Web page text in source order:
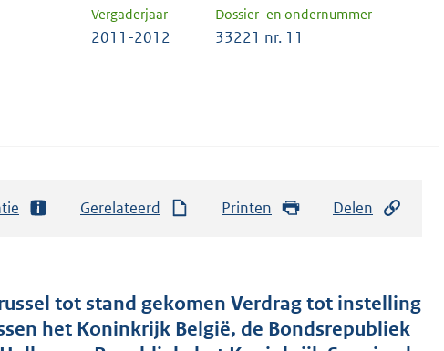
Vergaderjaar Dossier- en ondernummer
2011-2012 33221 nr. 11
Gerelateerd Printen Delen
tot stand gekomen Verdrag tot instelling
het Koninkrijk België, de Bondsrepubliek